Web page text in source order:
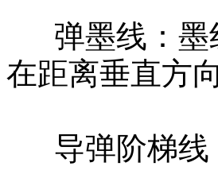
弹墨线：墨
在距离垂直方
导弹阶梯线